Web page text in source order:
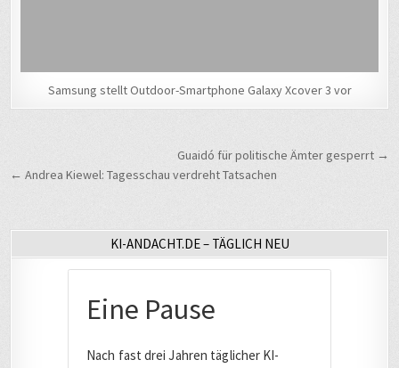
Samsung stellt Outdoor-Smartphone Galaxy Xcover 3 vor
BeitragsnavigationGuaidó für politische Ämter gesperrt →
← Andrea Kiewel: Tagesschau verdreht Tatsachen
KI-ANDACHT.DE – TÄGLICH NEU